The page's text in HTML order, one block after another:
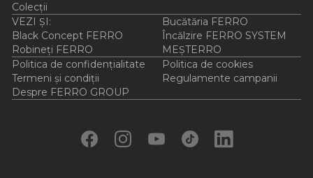
Colecții
VEZI ȘI:
Bucătăria FERRO
Black Concept FERRO
Încălzire FERRO SYSTEM
Robineți FERRO
MEȘTERRO
Politica de confidențialitate
Politica de cookies
Termeni și condiții
Regulamente campanii
Despre FERRO GROUP